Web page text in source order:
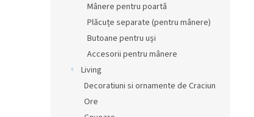
Mânere pentru poartă
Plăcuțe separate (pentru mânere)
Butoane pentru uși
Accesorii pentru mânere
Living
Decoratiuni si ornamente de Craciun
Ore